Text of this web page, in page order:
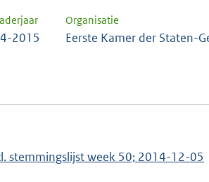
2015
Organisatie
Eerste Kamer der Staten-
stemmingslijst week 50; 2014-12-05